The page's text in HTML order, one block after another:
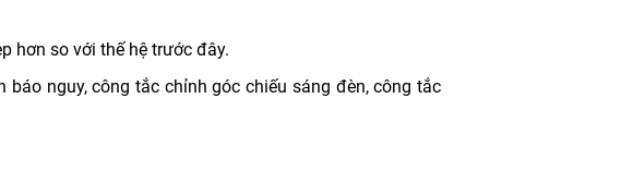
hơn so với thế hệ trước đây.
báo nguy, công tắc chỉnh góc chiếu sáng đèn, công tắc